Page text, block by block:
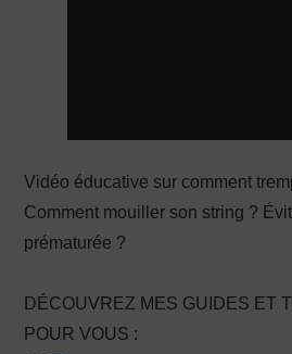
Vidéo éducative sur comment
Comment mouiller son string ?
prématurée ?
DÉCOUVREZ MES GUIDES ET
POUR VOUS :